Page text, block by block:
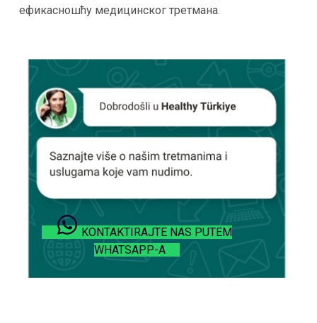
ефикасношћу медицинског третмана.
KONTAKTIRAJTE NAS PUTEM
WHATSAPP-A